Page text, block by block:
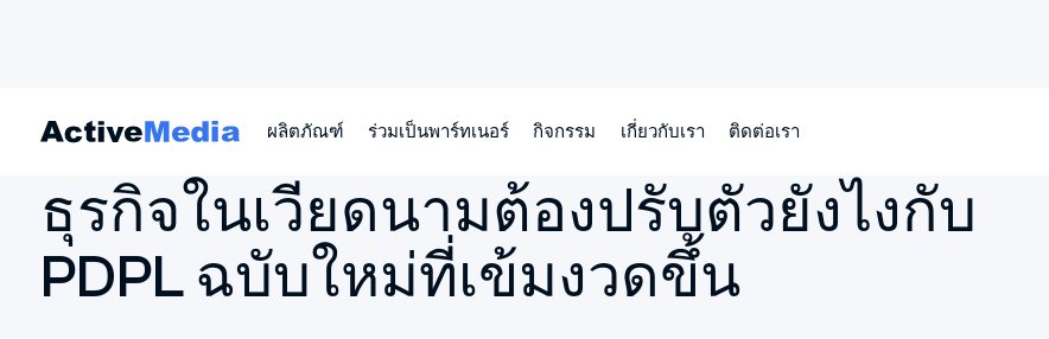
ผลิตภัณฑ์ ร่วมเป็นพาร์ทเนอร์ กิจกรรม เกี่ยวกับเรา ติดต่อเรา
หน้าหลัก ธุรกิจในเวียดนามต้องปรับตัวยังไงกับ PDPL ฉบับใหม่ที่เข้มงวดขึ้น
ธุรกิจในเวียดนามต้องปรับตัวยังไงกับ
PDPL ฉบับใหม่ที่เข้มงวดขึ้น